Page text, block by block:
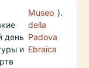
день
и
Museo
della
Padova
Ebraica
).